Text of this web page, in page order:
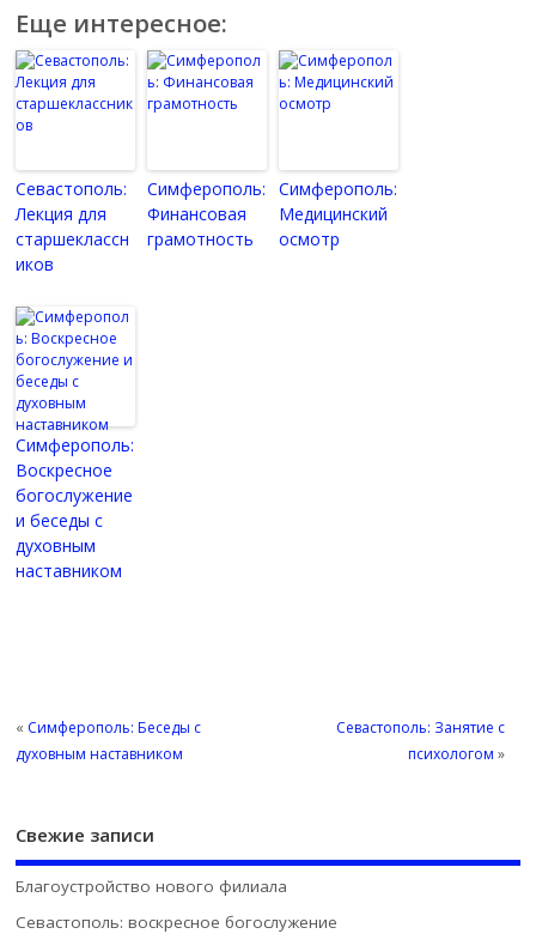
Еще интересное:
Севастополь:
Лекция для
старшеклассн
иков
Симферополь:
Финансовая
грамотность
Симферополь:
Медицинский
осмотр
Симферополь:
Воскресное
богослужение
и беседы с
духовным
наставником
« Симферополь: Беседы с
духовным наставником
Севастополь: Занятие с
психологом »
Свежие записи
Благоустройство нового филиала
Севастополь: воскресное богослужение